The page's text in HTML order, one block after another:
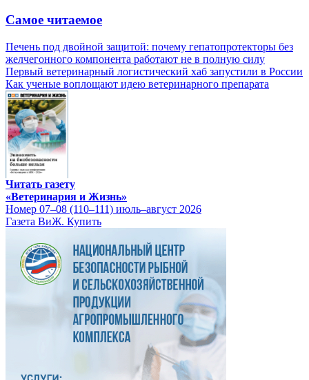
Самое читаемое
Печень под двойной защитой: почему гепатопротекторы без
желчегонного компонента работают не в полную силу
Первый ветеринарный логистический хаб запустили в России
Как ученые воплощают идею ветеринарного препарата
Читать газету
«Ветеринария и Жизнь»
Номер 07–08 (110–111) июль–август 2026
Газета ВиЖ. Купить